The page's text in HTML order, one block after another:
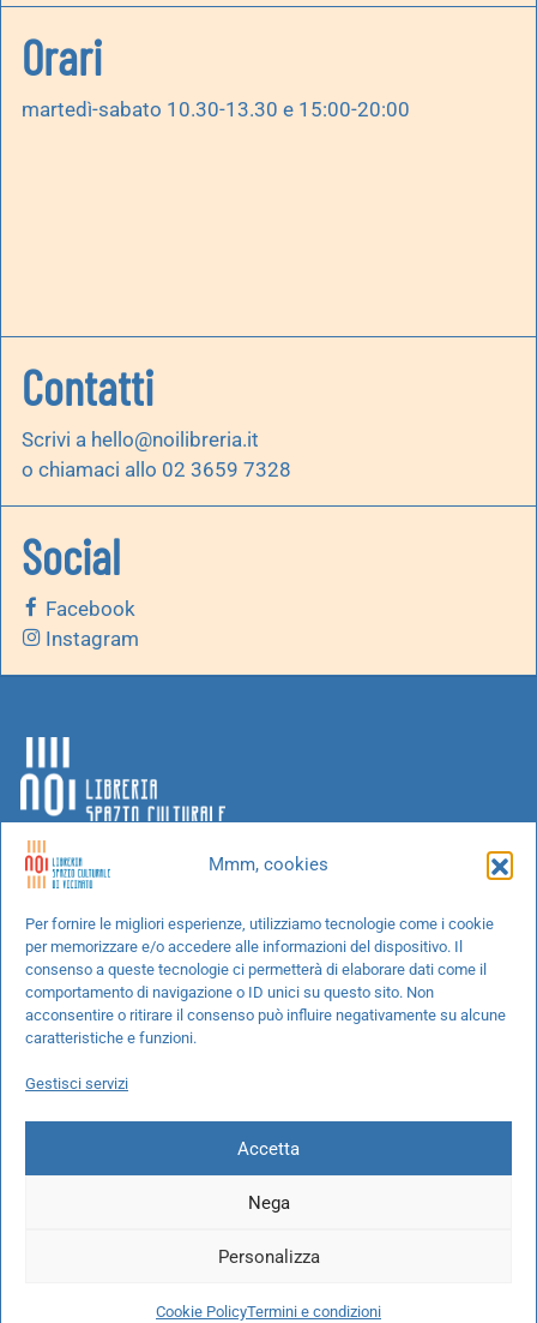
Mmm, cookies
Per fornire le migliori esperienze, utilizziamo tecnologie come i cookie
per memorizzare e/o accedere alle informazioni del dispositivo. Il
consenso a queste tecnologie ci permetterà di elaborare dati come il
comportamento di navigazione o ID unici su questo sito. Non
acconsentire o ritirare il consenso può influire negativamente su alcune
caratteristiche e funzioni.
Gestisci servizi
Accetta
Nega
Personalizza
Cookie PolicyTermini e condizioni
Orari
martedì-sabato 10.30-13.30 e 15:00-20:00
Contatti
Scrivi a hello@noilibreria.it
o chiamaci allo 02 3659 7328
Social
Facebook
Instagram
Chi siamo
Progetti speciali
Richiedi un libro
Spedizioni
Cookie Policy
10694580969
IT37L0503401651000000004422